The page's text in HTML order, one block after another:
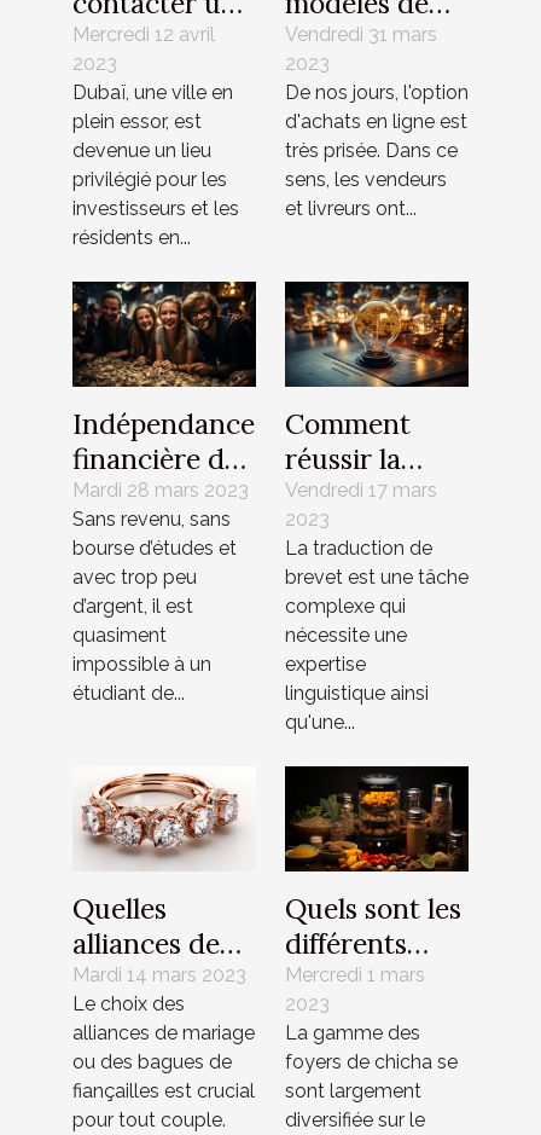
agence
Immobilière à
Dubaï ?
Mercredi 12 avril
2023
Dubaï, une ville en
plein essor, est
devenue un lieu
privilégié pour les
investisseurs et les
résidents en...
bulle de
protection
Vendredi 31 mars
2023
De nos jours, l'option
d'achats en ligne est
très prisée. Dans ce
sens, les vendeurs
et livreurs ont...
Indépendance
financière des
étudiants :
gagner
400/500
euros par
mois
rapidement ?
Mardi 28 mars 2023
Sans revenu, sans
bourse d’études et
avec trop peu
d’argent, il est
quasiment
impossible à un
étudiant de...
Comment
réussir la
traduction de
brevet?
Vendredi 17 mars
2023
La traduction de
brevet est une tâche
complexe qui
nécessite une
expertise
linguistique ainsi
qu'une...
Quelles
alliances de
mariage ou
bagues de
fiançailles
choisir ?
Mardi 14 mars 2023
Le choix des
alliances de mariage
ou des bagues de
fiançailles est crucial
pour tout couple.
Quels sont les
différents
matériaux
pour un foyer
de chicha ?
Mercredi 1 mars
2023
La gamme des
foyers de chicha se
sont largement
diversifiée sur le